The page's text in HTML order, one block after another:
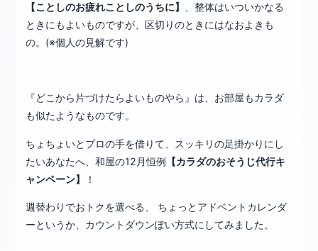
【ことしのお疲れことしのうちに】
、整体はいついかなる
ときにもよいものですが、区切りのときにはなおよきも
の。(※個人の見解です)
『どこから片づけたらよいものやら』は、お部屋もカラダ
も似たようなものです。
ちょちょいとプロの手を借りて、スッキリの足掛かりにし
たいあなたへ、和屋の12月恒例 【カラダのおそうじ代行キ
ャンペーン】
！
週替わりでおトクを選べる、 ちょっとアドベントカレンダ
ーというか、カウントダウンぽい方式にしてみました。